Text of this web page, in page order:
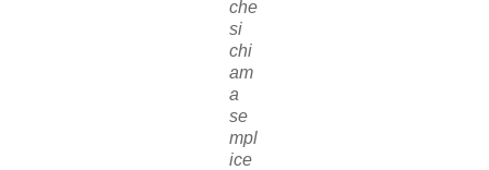
che
si
chi
am
a
se
mpl
ice